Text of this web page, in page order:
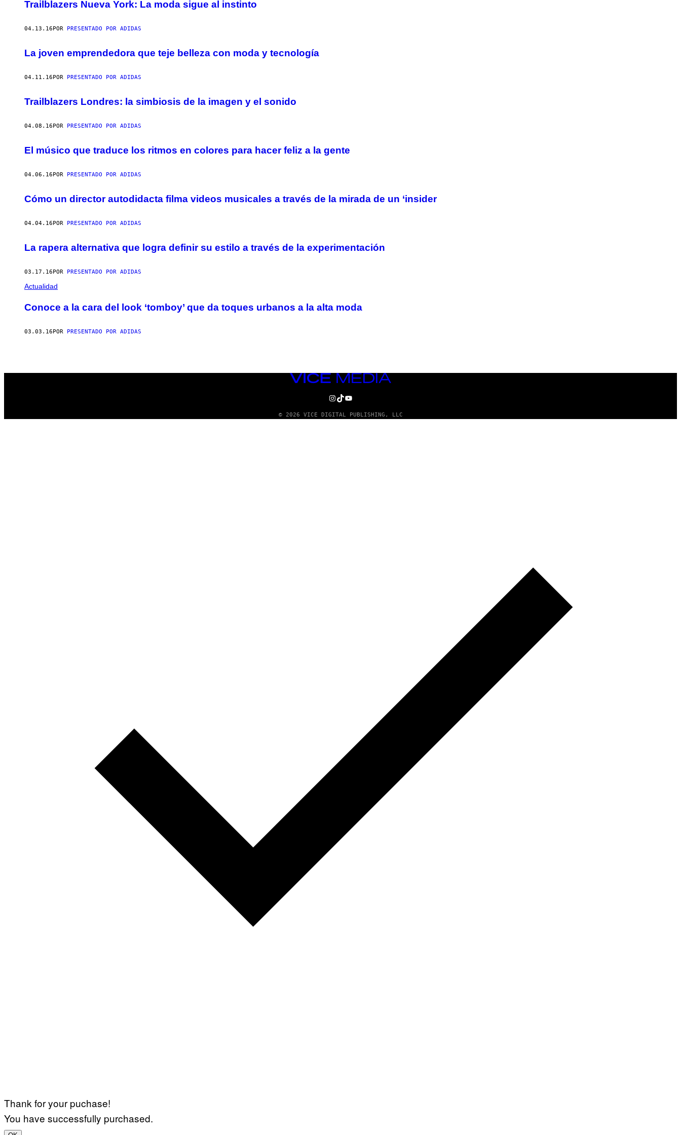
AUTHOR
Trailblazers Nueva York: La moda sigue al instinto
04.13.16 POR PRESENTADO POR ADIDAS
La joven emprendedora que teje belleza con moda y tecnología
04.11.16 POR PRESENTADO POR ADIDAS
Trailblazers Londres: la simbiosis de la imagen y el sonido
04.08.16 POR PRESENTADO POR ADIDAS
El músico que traduce los ritmos en colores para hacer feliz a la gente
04.06.16 POR PRESENTADO POR ADIDAS
Cómo un director autodidacta filma videos musicales a través de la mirada de un ‘insider
04.04.16 POR PRESENTADO POR ADIDAS
La rapera alternativa que logra definir su estilo a través de la experimentación
03.17.16 POR PRESENTADO POR ADIDAS
Actualidad
Conoce a la cara del look ‘tomboy’ que da toques urbanos a la alta moda
03.03.16 POR PRESENTADO POR ADIDAS
VICE
INSTAGRAM
TIKTOK
YOUTUBE
© 2026 VICE DIGITAL PUBLISHING, LLC
Thank for your puchase!
You have successfully purchased.